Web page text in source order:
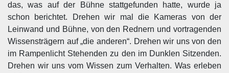
das, was auf der Bühne stattgefunden hatte, wurde ja
schon berichtet. Drehen wir mal die Kameras von der
Leinwand und Bühne, von den Rednern und vortragenden
Wissensträgern auf „die anderen“. Drehen wir uns von den
im Rampenlicht Stehenden zu den im Dunklen Sitzenden.
Drehen wir uns vom Wissen zum Verhalten. Was erleben